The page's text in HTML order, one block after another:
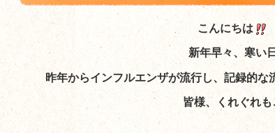
こんにちは
新年早々、寒い
昨年からインフルエンザが流行し、記録的な
皆様、くれぐれ